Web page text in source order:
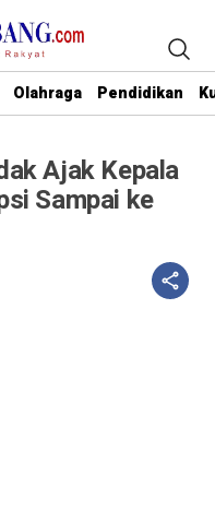
Olahraga Pendidikan
Ajak Kepala
Sampai ke